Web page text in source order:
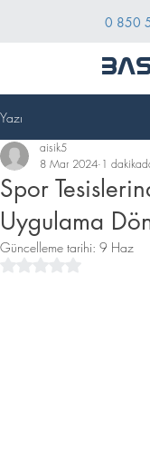
0 850
Yazı
Spor
Uygulama
aisik5
8 Mar 2024 1
Güncelleme tarihi: 9 Haz